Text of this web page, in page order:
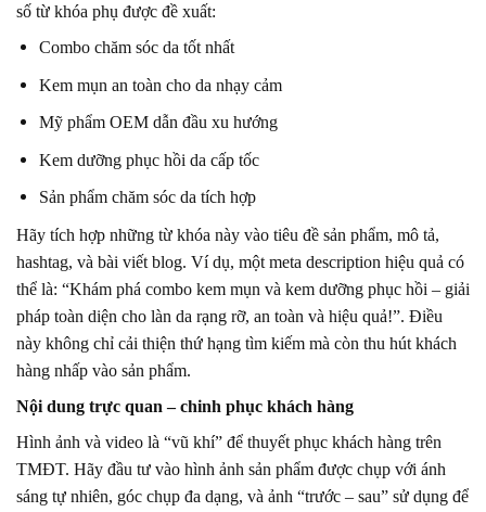
số từ khóa phụ được đề xuất:
Combo chăm sóc da tốt nhất
Kem mụn an toàn cho da nhạy cảm
Mỹ phẩm OEM dẫn đầu xu hướng
Kem dưỡng phục hồi da cấp tốc
Sản phẩm chăm sóc da tích hợp
Hãy tích hợp những từ khóa này vào tiêu đề sản phẩm, mô tả,
hashtag, và bài viết blog. Ví dụ, một meta description hiệu quả có
thể là: “Khám phá combo kem mụn và kem dưỡng phục hồi – giải
pháp toàn diện cho làn da rạng rỡ, an toàn và hiệu quả!”. Điều
này không chỉ cải thiện thứ hạng tìm kiếm mà còn thu hút khách
hàng nhấp vào sản phẩm.
Nội dung trực quan – chinh phục khách hàng
Hình ảnh và video là “vũ khí” để thuyết phục khách hàng trên
TMĐT. Hãy đầu tư vào hình ảnh sản phẩm được chụp với ánh
sáng tự nhiên, góc chụp đa dạng, và ảnh “trước – sau” sử dụng để